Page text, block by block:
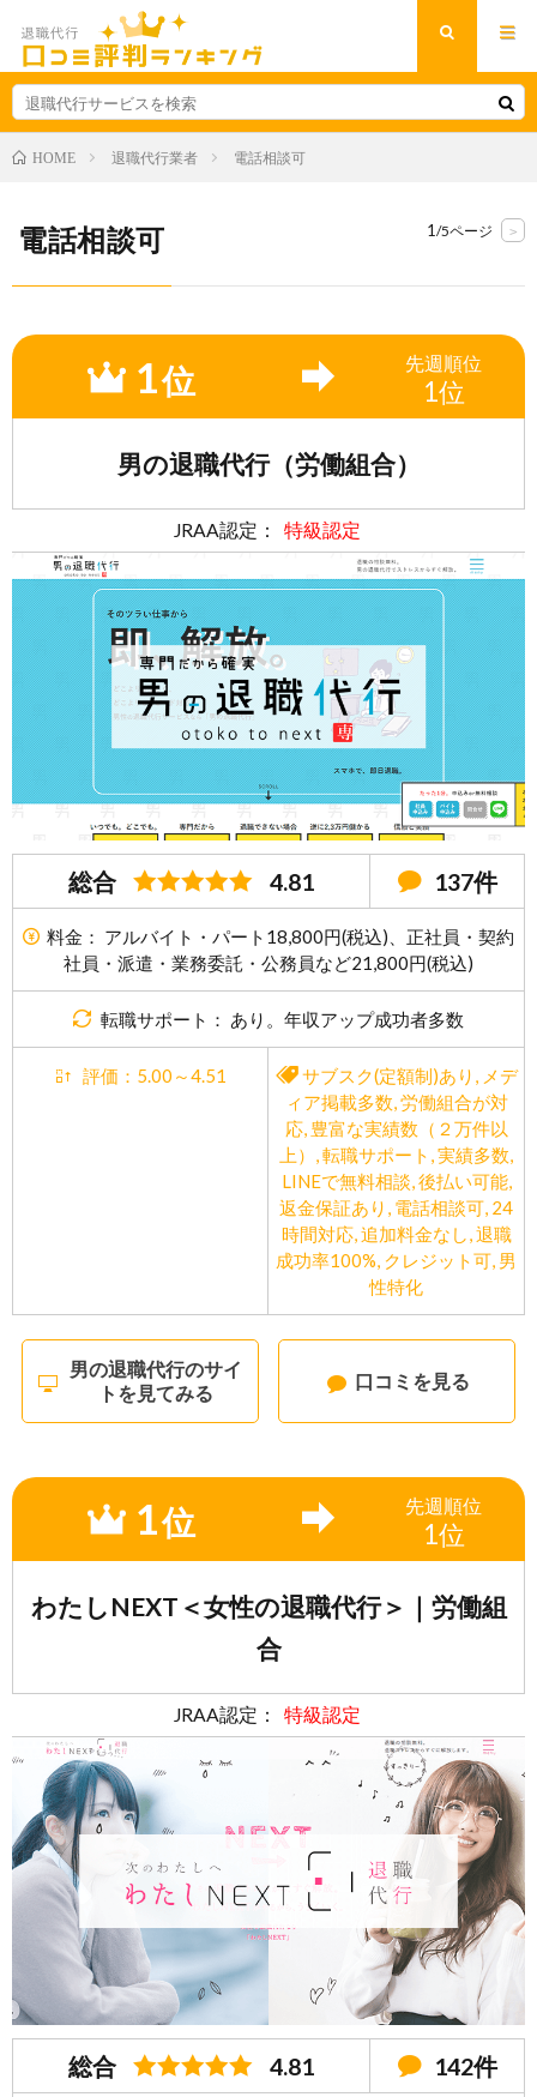
HOME 退職代行業者 電話相談可
電話相談可 1 /5ページ >
1位 先週順位
1位
男の退職代行（労働組合）
JRAA認定： 特級認定
総合 4.81 137件
料金： アルバイト・パート18,800円(税込)、正社員・契約
社員・派遣・業務委託・公務員など21,800円(税込)
転職サポート： あり。年収アップ成功者多数
評価：5.00～4.51 サブスク(定額制)あり , メデ
ィア掲載多数,労働組合が対
応, 豊富な実績数（２万件以
上） ,転職サポート ,実績多数,
LINEで無料相談,後払い可能,
返金保証あり , 電話相談可, 24
時間対応,追加料金なし,退職
成功率100%, クレジット可, 男
性特化
男の退職代行のサイ
トを見てみる
口コミを見る
1位 先週順位
1位
わたしNEXT＜女性の退職代行＞｜労働組
合
JRAA認定： 特級認定
総合 4.81 142件